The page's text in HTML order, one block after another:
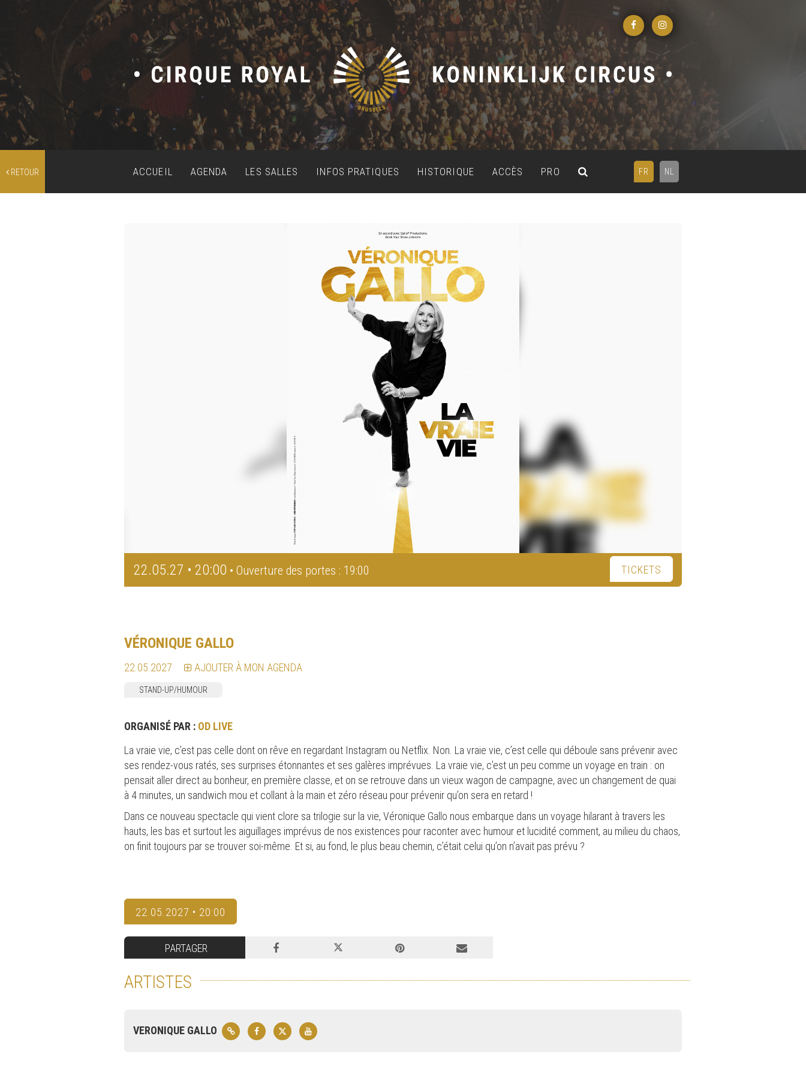
RETOUR FR NL
ACCUEIL AGENDA LES SALLES INFOS PRATIQUES HISTORIQUE ACCÈS PRO
22.05.27 • 20:00 • Ouverture des portes : 19:00 TICKETS
VÉRONIQUE GALLO
22.05.2027 AJOUTER À MON AGENDA
STAND-UP/HUMOUR
ORGANISÉ PAR : OD LIVE
La vraie vie, c’est pas celle dont on rêve en regardant Instagram ou Netflix. Non. La vraie vie, c’est celle qui déboule sans prévenir avec
ses rendez-vous ratés, ses surprises étonnantes et ses galères imprévues. La vraie vie, c’est un peu comme un voyage en train : on
pensait aller direct au bonheur, en première classe, et on se retrouve dans un vieux wagon de campagne, avec un changement de quai
à 4 minutes, un sandwich mou et collant à la main et zéro réseau pour prévenir qu’on sera en retard !
Dans ce nouveau spectacle qui vient clore sa trilogie sur la vie, Véronique Gallo nous embarque dans un voyage hilarant à travers les
hauts, les bas et surtout les aiguillages imprévus de nos existences pour raconter avec humour et lucidité comment, au milieu du chaos,
on finit toujours par se trouver soi-même. Et si, au fond, le plus beau chemin, c’était celui qu’on n’avait pas prévu ?
22.05.2027 • 20:00
PARTAGER
ARTISTES
VERONIQUE GALLO